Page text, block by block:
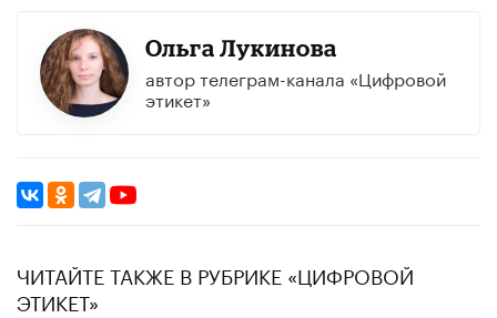
Ольга Лукинова
автор телеграм-канала «Цифровой
этикет»
ЧИТАЙТЕ ТАКЖЕ В РУБРИКЕ «ЦИФРОВОЙ
ЭТИКЕТ»